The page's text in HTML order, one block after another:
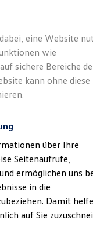
)
Erfolg
Erfolgs:
eine Website
wie
sichere Bereiche
kann ohne diese
über Ihre
Seitenaufrufe,
ermöglichen uns
in die
Damit
auf Sie